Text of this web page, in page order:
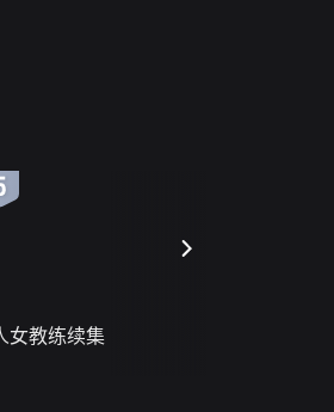
女教练续集